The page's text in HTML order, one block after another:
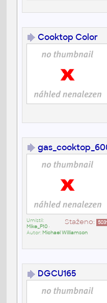
Cooktop Color
Staženo: 5031
Umístil:
Mike_F10•
Autor: Michael Williamson
DGCU165